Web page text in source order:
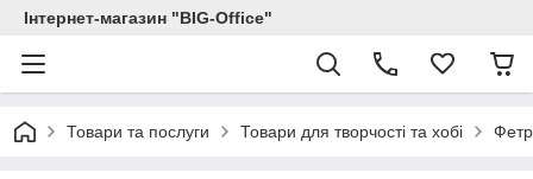
Інтернет-магазин "BIG-Office"
Товари та послуги Товари для творчості та хобі Фетр